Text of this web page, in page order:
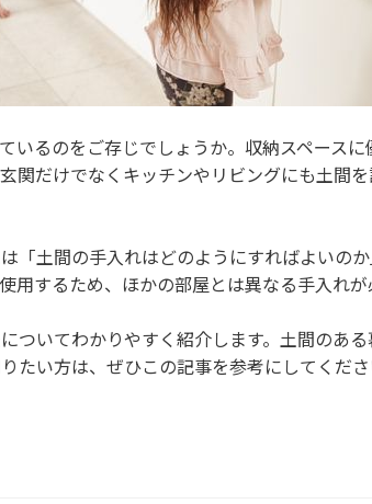
いるのをご存じでしょうか。収納スペース
関だけでなくキッチンやリビングにも土間
「土間の手入れはどのようにすればよいの
用するため、ほかの部屋とは異なる手入れが
ついてわかりやすく紹介します。土間のあ
たい方は、ぜひこの記事を参考にしてくださ